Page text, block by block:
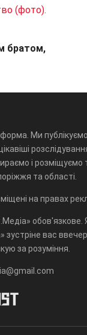
(фото).
братом,
Ми публікуємо
і
та області.
на правах
обов'язкове.
вас ввечері
за розуміння.